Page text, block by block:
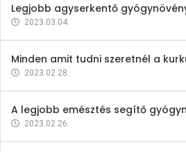
Legjobb agyserkentő
2023.03.04.
Minden amit tudni szeretnél a
2023.02.28.
A legjobb emésztés segítő
2023.02.26.